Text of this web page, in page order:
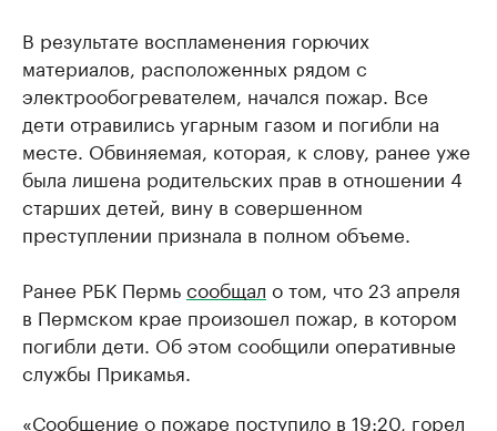
В результате воспламенения горючих
материалов, расположенных рядом с
электрообогревателем, начался пожар. Все
дети отравились угарным газом и погибли на
месте. Обвиняемая, которая, к слову, ранее уже
была лишена родительских прав в отношении 4
старших детей, вину в совершенном
преступлении признала в полном объеме.
Ранее РБК Пермьсообщал о том, что 23 апреля
в Пермском крае произошел пожар, в котором
погибли дети. Об этом сообщили оперативные
службы Прикамья.
«Сообщение о пожаре поступило в 19:20, горел